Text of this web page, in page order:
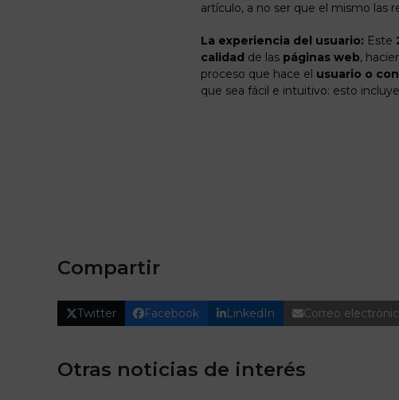
artículo, a no ser que el mismo las
La experiencia del usuario: Este
calidad de las páginas web,
proceso que hace el usuario o
que sea fácil e intuitivo: esto incluye
Compartir
Twitter Facebook LinkedIn Correo
Otras noticias de interés